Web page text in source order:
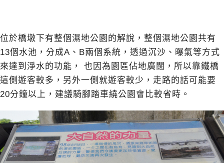
位於橋墩下有整個濕地公園的解說，整個濕地公園共有
13個水池，分成A、B兩個系統，透過沉沙、曝氣等方式
來達到淨水的功能， 也因為園區佔地廣闊，所以靠鐵橋
這側遊客較多，另外一側就遊客較少，走路的話可能要
20分鐘以上，建議騎腳踏車繞公園會比較省時。